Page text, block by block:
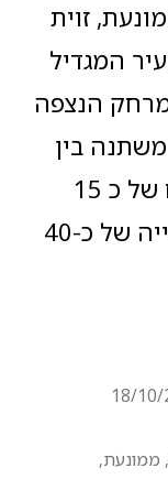
ממונעת, זוית
המגדיל
הנצפה
בין
2.8 מ"מ- כ 120 מעלות בטווח של כ 15
מטר- ועד 12 מ"מ – בזוית צפייה של כ-40
18/10/
, ממונעת,